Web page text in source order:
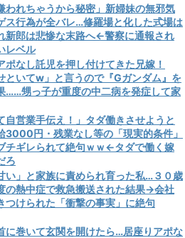
われちゃうから秘密」新婦妹の無邪気
ス行為が全バレ…修羅場と化した式場は
新郎は悲惨な末路へ←警察に通報され
レベル
ポなし託児を押し付けてきた兄嫁！
といてw」と言うので『Gガンダム』を
……甥っ子が重度の中二病を発症して家
自営業手伝え！」タダ働きさせようと
3000円・残業なし等の「現実的条件」
チギレられて絶句ｗｗ←タダで働く嫁
ろ
い」と家族に責められ育った私…３０歳
の熱中症で救急搬送された結果→会社
つけられた「衝撃の事実」に絶句
に巻いて玄関を開けたら…居座りアポな